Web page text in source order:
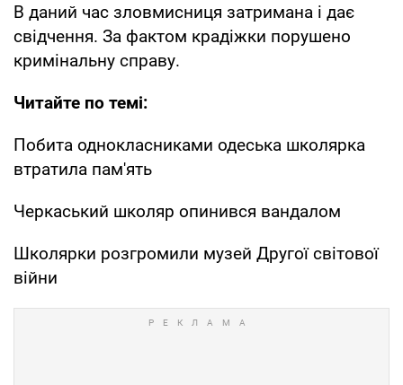
В даний час зловмисниця затримана і дає
свідчення. За фактом крадіжки порушено
кримінальну справу.
Читайте по темі:
Побита однокласниками одеська школярка
втратила пам'ять
Черкаський школяр опинився вандалом
Школярки розгромили музей Другої світової
війни